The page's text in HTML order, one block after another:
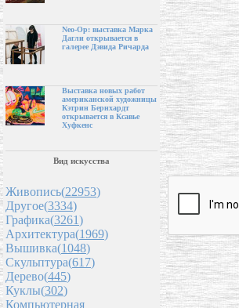
Neo-Op: выставка Марка
Дагли открывается в
галерее Дэвида Ричарда
Выставка новых работ
американской художницы
Кэтрин Бернхардт
открывается в Ксавье
Хуфкенс
Вид искусства
Живопись(22953)
Другое(3334)
Графика(3261)
Архитектура(1969)
Вышивка(1048)
Скульптура(617)
Дерево(445)
Куклы(302)
Компьютерная